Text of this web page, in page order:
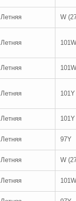
Летняя W
Летняя 101W
Летняя 101W
Летняя 101Y
Летняя 101Y
Летняя 97Y
Летняя W
Летняя 101W